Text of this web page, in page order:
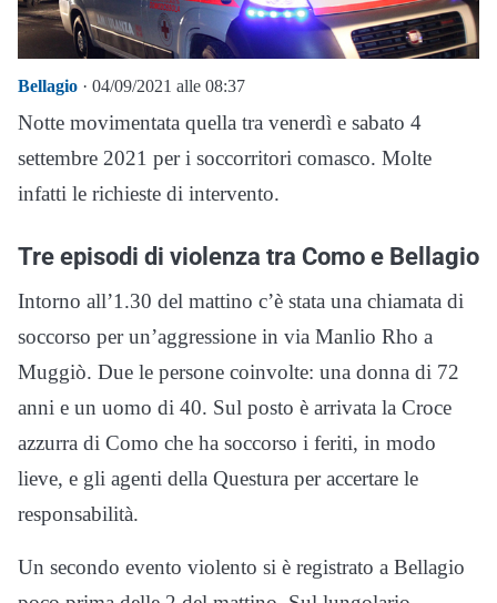
Bellagio · 04/09/2021 alle 08:37
Notte movimentata quella tra venerdì e sabato 4
settembre 2021 per i soccorritori comasco. Molte
infatti le richieste di intervento.
Tre episodi di violenza tra Como e Bellagio
Intorno all’1.30 del mattino c’è stata una chiamata di
soccorso per un’aggressione in via Manlio Rho a
Muggiò. Due le persone coinvolte: una donna di 72
anni e un uomo di 40. Sul posto è arrivata la Croce
azzurra di Como che ha soccorso i feriti, in modo
lieve, e gli agenti della Questura per accertare le
responsabilità.
Un secondo evento violento si è registrato a Bellagio